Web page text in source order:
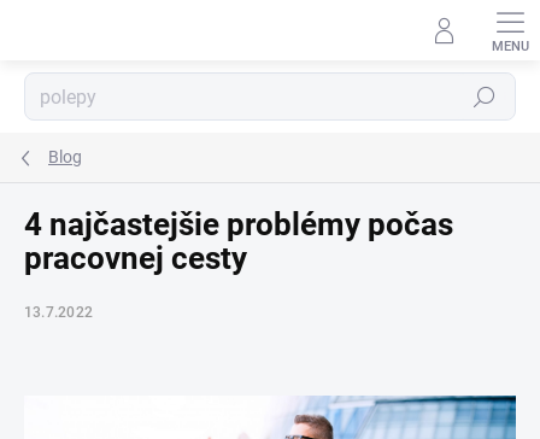
Hľadať
Blog
4 najčastejšie problémy počas
pracovnej cesty
13.7.2022
⬇